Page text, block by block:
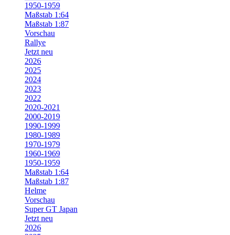
1950-1959
Maßstab 1:64
Maßstab 1:87
Vorschau
Rallye
Jetzt neu
2026
2025
2024
2023
2022
2020-2021
2000-2019
1990-1999
1980-1989
1970-1979
1960-1969
1950-1959
Maßstab 1:64
Maßstab 1:87
Helme
Vorschau
Super GT Japan
Jetzt neu
2026